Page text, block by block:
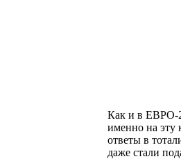
Как и в ЕВРО-
именно на эту
ответы в
даже стали